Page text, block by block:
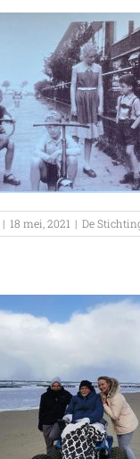
niets
| 18 mei, 2021 | De